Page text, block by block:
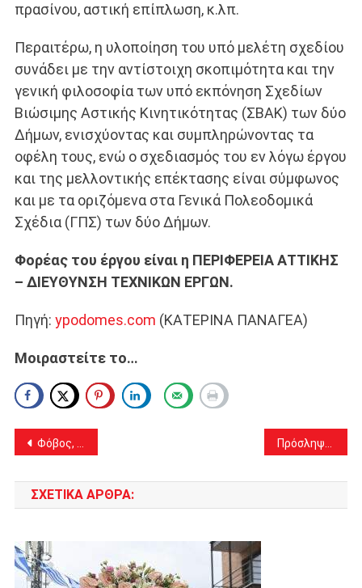
πρασίνου, αστική επίπλωση, κ.λπ.
Περαιτέρω, η υλοποίηση του υπό μελέτη σχεδίου
συνάδει με την αντίστοιχη σκοπιμότητα και την
γενική φιλοσοφία των υπό εκπόνηση Σχεδίων
Βιώσιμης Αστικής Κινητικότητας (ΣΒΑΚ) των δύο
Δήμων, ενισχύοντας και συμπληρώνοντας τα
οφέλη τους, ενώ ο σχεδιασμός του εν λόγω έργου
και της μελλοντικής επέκτασης είναι σύμφωνος
και με τα οριζόμενα στα Γενικά Πολεοδομικά
Σχέδια (ΓΠΣ) των δύο Δήμων.
Φορέας του έργου είναι η ΠΕΡΙΦΕΡΕΙΑ ΑΤΤΙΚΗΣ
– ΔΙΕΥΘΥΝΣΗ ΤΕΧΝΙΚΩΝ ΕΡΓΩΝ.
Πηγή: ypodomes.com (ΚΑΤΕΡΙΝΑ ΠΑΝΑΓΕΑ)
Μοιραστείτε το…
Πλοήγηση
άρθρων
Φόβος, εγκατάλειψη και εγκληματικότητα στη Δυτική Αττική (Φυλή και Αχαρνές)
ΣΧΕΤΙΚΆ ΆΡΘΡΑ: